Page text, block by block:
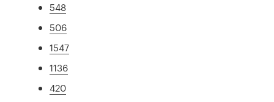
548
506
1547
1136
420